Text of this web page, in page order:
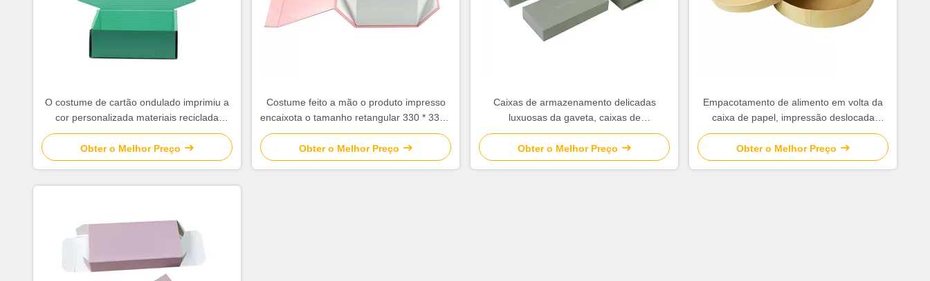
O costume de cartão ondulado imprimiu a
cor personalizada materiais reciclada
caixas
Obter o Melhor Preço
Costume feito a mão o produto impresso
encaixota o tamanho retangular 330 * 330 *
195mm da forma
Obter o Melhor Preço
Caixas de armazenamento delicadas
luxuosas da gaveta, caixas de
empacotamento do logotipo duramente
rígidas
Obter o Melhor Preço
Empacotamento de alimento em volta da
caixa de papel, impressão deslocada
impressa de caixas de apresentação
Obter o Melhor Preço